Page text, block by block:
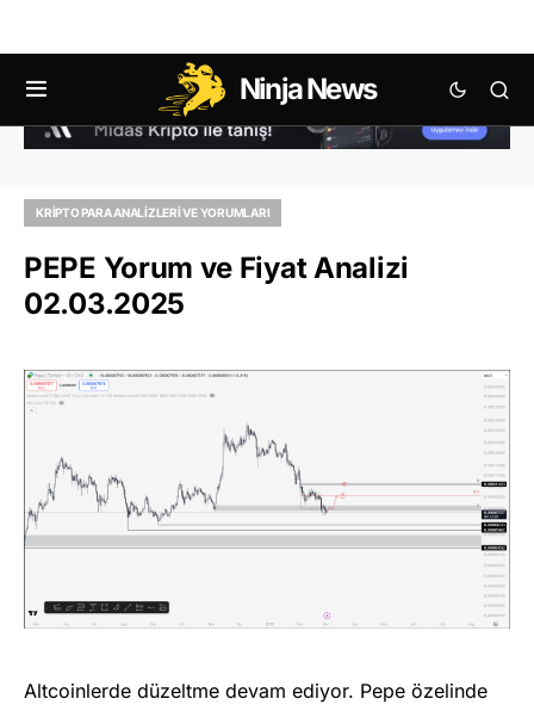
Ninja News
KRIPTO PARA ANALIZLERI VE YORUMLARI
PEPE Yorum ve Fiyat Analizi
02.03.2025
Altcoinlerde düzeltme devam ediyor. Pepe özelinde